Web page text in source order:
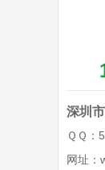
深圳
ＱＱ：
网址：